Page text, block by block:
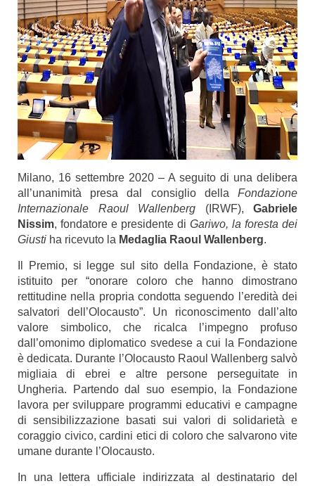
Milano, 16 settembre 2020 – A seguito di una delibera
all’unanimità presa dal consiglio della Fondazione
Internazionale Raoul Wallenberg (IRWF), Gabriele
Nissim, fondatore e presidente di Gariwo, la foresta dei
Giusti ha ricevuto la Medaglia Raoul Wallenberg.
Il Premio, si legge sul sito della Fondazione, è stato
istituito per “onorare coloro che hanno dimostrano
rettitudine nella propria condotta seguendo l’eredità dei
salvatori dell’Olocausto”. Un riconoscimento dall’alto
valore simbolico, che ricalca l’impegno profuso
dall’omonimo diplomatico svedese a cui la Fondazione
è dedicata. Durante l’Olocausto Raoul Wallenberg salvò
migliaia di ebrei e altre persone perseguitate in
Ungheria. Partendo dal suo esempio, la Fondazione
lavora per sviluppare programmi educativi e campagne
di sensibilizzazione basati sui valori di solidarietà e
coraggio civico, cardini etici di coloro che salvarono vite
umane durante l’Olocausto.
In una lettera ufficiale indirizzata al destinatario del